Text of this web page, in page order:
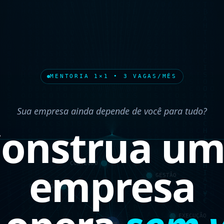
MENTORIA 1×1 • 3 VAGAS/MÊS
Sua empresa ainda depende de você para tudo?
empresa